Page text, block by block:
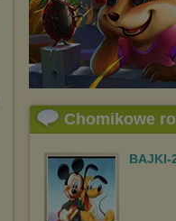
Chomikowe
BAJKI-